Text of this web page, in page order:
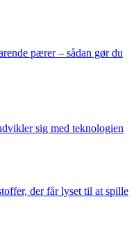
pærer – sådan gør du
sig med teknologien
der får lyset til at spille